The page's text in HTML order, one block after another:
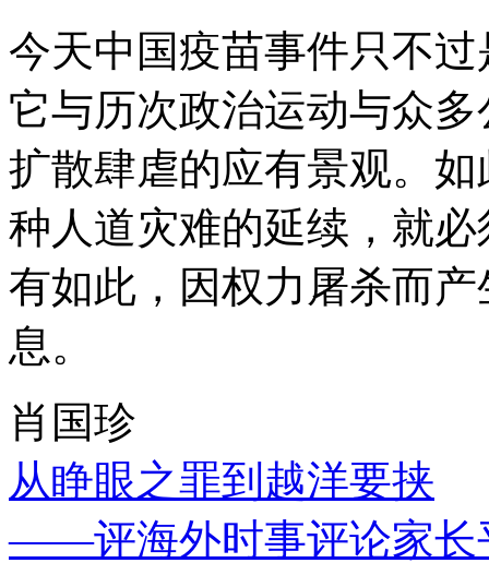
今天中国疫苗事件只不
它与历次政治运动与众
扩散肆虐的应有景观。
种人道灾难的延续，就
有如此，因权力屠杀而
息。
肖国珍
从睁眼之罪到越洋要挟
——评海外时事评论家长